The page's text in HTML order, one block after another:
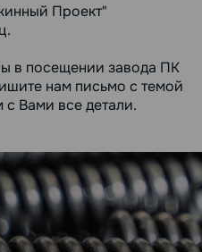
Проект"
в посещении завода ПК
нам письмо с темой
Вами все детали.